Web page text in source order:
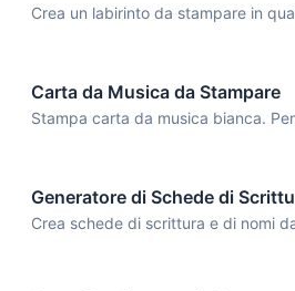
Crea un labirinto da stampare in
Carta da Musica da Stampare
Stampa carta da musica bianca.
Generatore di Schede di
Crea schede di scrittura e di nomi